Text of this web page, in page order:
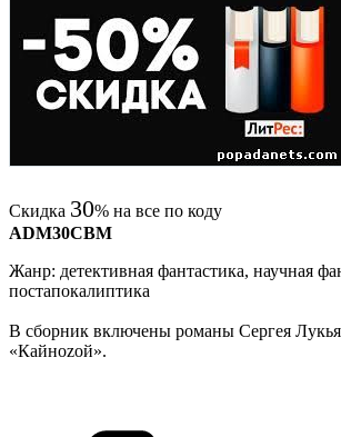
Скидка 30% на все по коду
ADM30CBM
Жанр: детективная фантастика, научная
постапокалиптика
В сборник включены романы Сергея
«Кайноzой».